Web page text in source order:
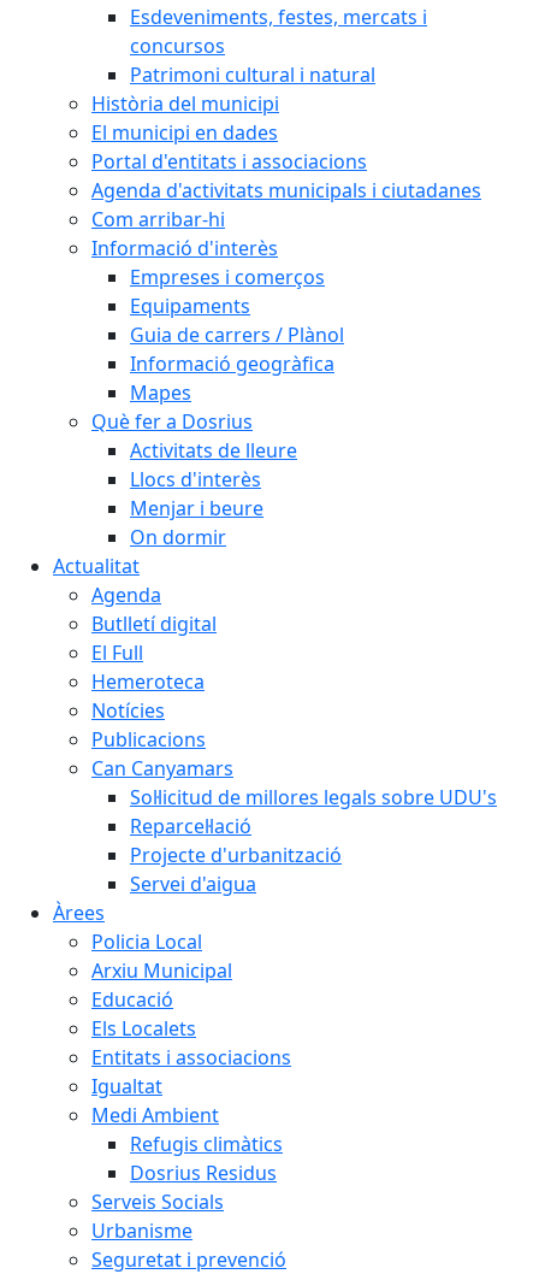
Esdeveniments, festes, mercats i
concursos
Patrimoni cultural i natural
Història del municipi
El municipi en dades
Portal d'entitats i associacions
Agenda d'activitats municipals i ciutadanes
Com arribar-hi
Informació d'interès
Empreses i comerços
Equipaments
Guia de carrers / Plànol
Informació geogràfica
Mapes
Què fer a Dosrius
Activitats de lleure
Llocs d'interès
Menjar i beure
On dormir
Actualitat
Agenda
Butlletí digital
El Full
Hemeroteca
Notícies
Publicacions
Can Canyamars
Sol·licitud de millores legals sobre UDU's
Reparcel·lació
Projecte d'urbanització
Servei d'aigua
Àrees
Policia Local
Arxiu Municipal
Educació
Els Localets
Entitats i associacions
Igualtat
Medi Ambient
Refugis climàtics
Dosrius Residus
Serveis Socials
Urbanisme
Seguretat i prevenció